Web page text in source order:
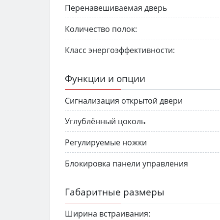
Перенавешиваемая дверь
Количество полок:
Класс энергоэффективности:
Функции и опции
Сигнализация открытой двери
Углублённый цоколь
Регулируемые ножки
Блокировка панели управления
Габаритные размеры
Ширина встраивания: